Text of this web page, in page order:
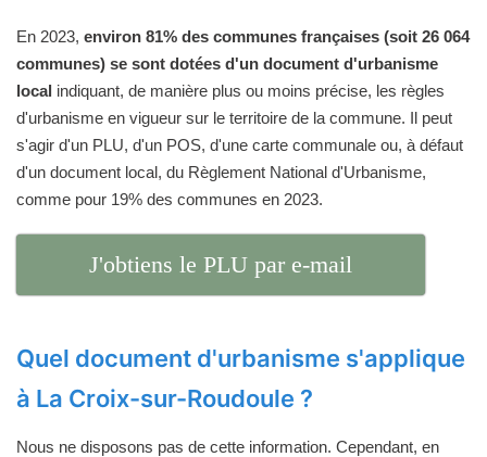
En 2023, environ 81% des communes françaises (soit 26 064
communes) se sont dotées d'un document d'urbanisme
local indiquant, de manière plus ou moins précise, les règles
d'urbanisme en vigueur sur le territoire de la commune. Il peut
s'agir d'un PLU, d'un POS, d'une carte communale ou, à défaut
d'un document local, du Règlement National d'Urbanisme,
comme pour 19% des communes en 2023.
J'obtiens le PLU par e-mail
Quel document d'urbanisme s'applique
à La Croix-sur-Roudoule ?
Nous ne disposons pas de cette information. Cependant, en